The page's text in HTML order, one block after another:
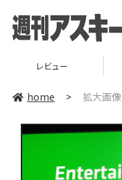
レビュー
home > 拡大画像